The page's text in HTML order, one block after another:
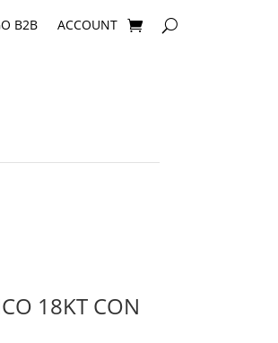
B2B ACCOUNT
18KT CON